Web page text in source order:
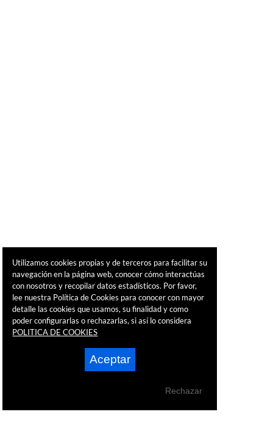
Utilizamos cookies propias y de terceros para facilitar su
navegación en la página web, conocer cómo interactúas
con nosotros y recopilar datos estadísticos. Por favor,
lee nuestra Política de Cookies para conocer con mayor
detalle las cookies que usamos, su finalidad y como
poder configurarlas o rechazarlas, si así lo considera
POLITICA DE COOKIES
Aceptar
Rechazar